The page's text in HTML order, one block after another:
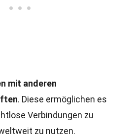
mit anderen
. Diese ermöglichen es
Verbindungen zu
zu nutzen.